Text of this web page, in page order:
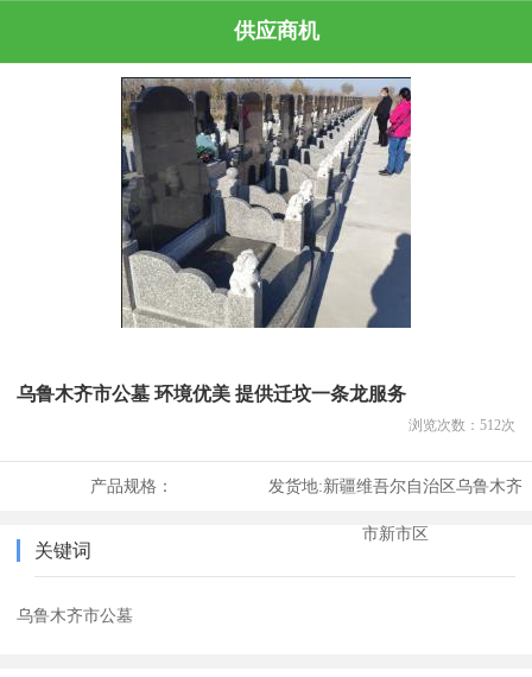
供应商机
乌鲁木齐市公墓 环境优美 提供迁坟一条龙服务
浏览次数： 512次
产品规格： 发货地:新疆维吾尔自治区乌鲁木齐
市新市区
关键词
乌鲁木齐市公墓